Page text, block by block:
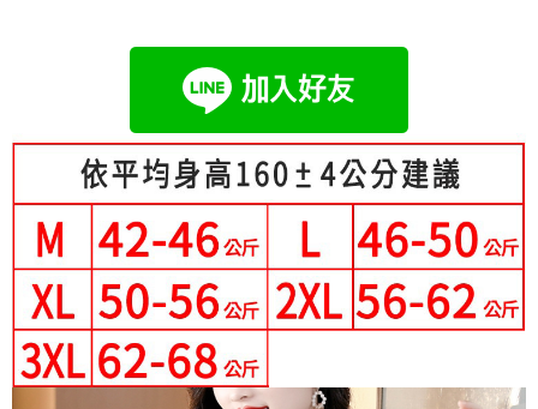
4.訂單成立30分鐘內，如未前往確認交易或遇審核未通過，訂單將自動取
消。如遇「轉專審核」未通過狀況，表示未達大哥付你分期系統評分，恕無
1.分期款項不併入電信帳單，「大哥付你分期」於每月結算日後寄送繳費提
醒簡訊。
2.透過簡訊連結打開帳單後，可選擇「超商條碼／台灣大直營門市／銀行轉
帳／街口支付／iPASS MONEY」等通路繳費。
【注意事項】
1.本服務係由「台灣大哥大股份有限公司」（以下簡稱本公司）所提供，讓
用戶於交易時，得透過本服務購買商品或服務，並由商店將買賣／分期付款
買賣價金債權讓與本公司後，依約使用本公司帳單繳交帳款。
2.基於同意付款使用「大哥付你分期」之契約關係目的，商店將以您的個人
資料（包含姓名、電話或地址）提供予台灣大哥大進項蒐集、處理及利用，
由本公司與您本人進行分期帳單所需資料之確認、核對及更正。
3.完整用戶服務條款，請詳閱以下連結：
https://oppay.tw/userRule
１．簡單：不需註冊會員、不需綁卡、不需儲值。
２．便利：只要手機號碼，簡訊認證，即可結帳。
３．安心：先確認商品／服務後，再付款。
【「AFTEE先享後付」結帳流程】
１．於結帳方式選擇「AFTEE先享後付」後，將跳轉至「AFTEE先享後付」
結帳頁面，進行簡訊認證並確認金額後，即可完成結帳。
３．收到繳費通知簡訊後14天內，點擊此簡訊中的連結，可透過四大超商／
ATM／網路銀行／等多元方式進行付款，方視為交易完成。
※ 請注意：結帳手續完成當下不需立刻繳費，但若您需要取消訂單，請聯絡
購買商品的店家。未經商家同意取消之訂單仍視為有效，需透過AFTEE先享
後付繳納相關費用。
※ 交易是否成功請以「AFTEE先享後付 」之結帳頁面顯示為準，若有關於
是否繳費成功／繳費後需取消欲退款等相關疑問，請聯繫「AFTEE先享後付
客戶支援中心」https://netprotections.freshdesk.com/support/home
「Hami Point」為中華電信所提供之點數服務，可於會員專區綁定中華電信
會員帳號後，即可在購物車使用 Hami Point 折抵消費金額 (1點等於1元)。
運送方式
全家付款取貨
每筆NT$80，滿NT$699(含以上)免運費
付款後全家取貨
每筆NT$80，滿NT$699(含以上)免運費
付款後萊爾富取貨
每筆NT$80，滿NT$699(含以上)免運費